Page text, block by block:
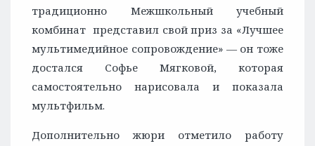
традиционно Межшкольный учебный
комбинат представил свой приз за «Лучшее
мультимедийное сопровождение» — он тоже
достался Софье Мягковой, которая
самостоятельно нарисовала и показала
мультфильм.
Дополнительно жюри отметило работу